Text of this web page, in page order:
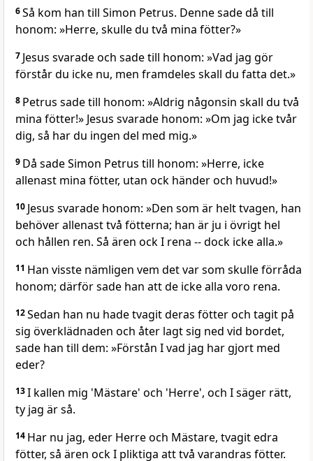
6Så kom han till Simon Petrus. Denne sade då till
honom: »Herre, skulle du två mina fötter?»
7 Jesus svarade och sade till honom: »Vad jag gör
förstår du icke nu, men framdeles skall du fatta det.»
8 Petrus sade till honom: »Aldrig någonsin skall du två
mina fötter!» Jesus svarade honom: »Om jag icke tvår
dig, så har du ingen del med mig.»
9 Då sade Simon Petrus till honom: »Herre, icke
allenast mina fötter, utan ock händer och huvud!»
10 Jesus svarade honom: »Den som är helt tvagen, han
behöver allenast två fötterna; han är ju i övrigt hel
och hållen ren. Så ären ock I rena -- dock icke alla.»
11 Han visste nämligen vem det var som skulle förråda
honom; därför sade han att de icke alla voro rena.
12Sedan han nu hade tvagit deras fötter och tagit på
sig överklädnaden och åter lagt sig ned vid bordet,
sade han till dem: »Förstån I vad jag har gjort med
eder?
13I kallen mig 'Mästare' och 'Herre', och I säger rätt,
ty jag är så.
14 Har nu jag, eder Herre och Mästare, tvagit edra
fötter, så ären ock I pliktiga att två varandras fötter.